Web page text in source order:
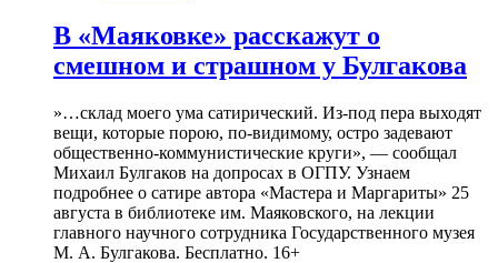
В «Маяковке» расскажут о
смешном и страшном у Булгакова
»…склад моего ума сатирический. Из-под пера выходят
вещи, которые порою, по-видимому, остро задевают
общественно-коммунистические круги», — сообщал
Михаил Булгаков на допросах в ОГПУ. Узнаем
подробнее о сатире автора «Мастера и Маргариты» 25
августа в библиотеке им. Маяковского, на лекции
главного научного сотрудника Государственного музея
М. А. Булгакова. Бесплатно. 16+